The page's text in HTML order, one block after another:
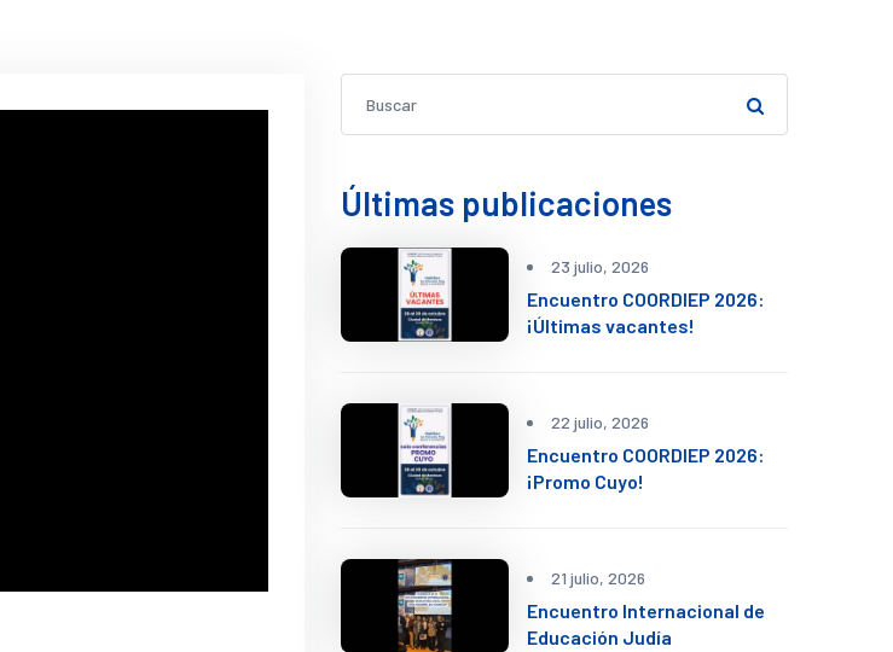
Últimas publicaciones
23 julio, 2026
Encuentro COORDIEP 2026:
¡Últimas vacantes!
22 julio, 2026
Encuentro COORDIEP 2026:
¡Promo Cuyo!
21 julio, 2026
Encuentro Internacional de
Educación Judía